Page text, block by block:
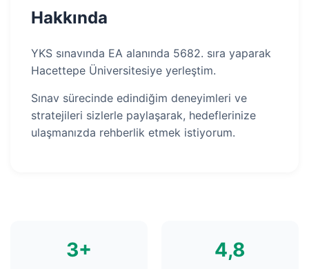
Hakkında
YKS sınavında EA alanında 5682. sıra yaparak
Hacettepe Üniversitesiye yerleştim.
Sınav sürecinde edindiğim deneyimleri ve
stratejileri sizlerle paylaşarak, hedeflerinize
ulaşmanızda rehberlik etmek istiyorum.
3+ 4,8